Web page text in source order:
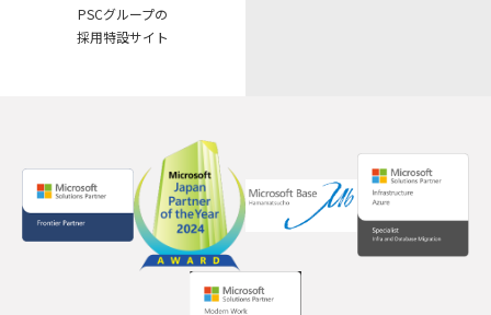
PSCグループの
採用特設サイト